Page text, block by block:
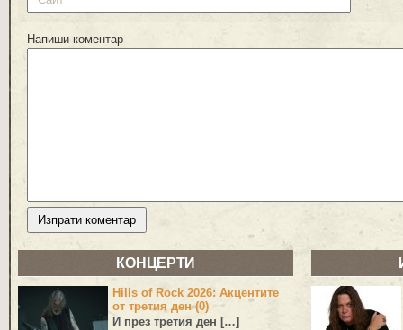
Напиши коментар
КОНЦЕРТИ
Hills of Rock 2026: Акцентите
от третия ден (0)
И през третия ден […]